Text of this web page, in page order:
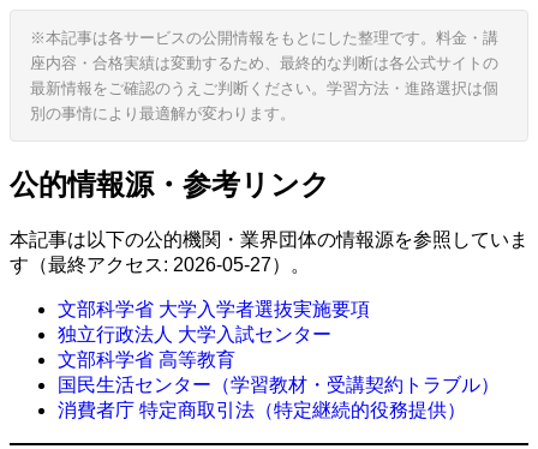
※本記事は各サービスの公開情報をもとにした整理です。料金・講
座内容・合格実績は変動するため、最終的な判断は各公式サイトの
最新情報をご確認のうえご判断ください。学習方法・進路選択は個
別の事情により最適解が変わります。
公的情報源・参考リンク
本記事は以下の公的機関・業界団体の情報源を参照していま
す（最終アクセス: 2026-05-27）。
文部科学省 大学入学者選抜実施要項
独立行政法人 大学入試センター
文部科学省 高等教育
国民生活センター（学習教材・受講契約トラブル）
消費者庁 特定商取引法（特定継続的役務提供）